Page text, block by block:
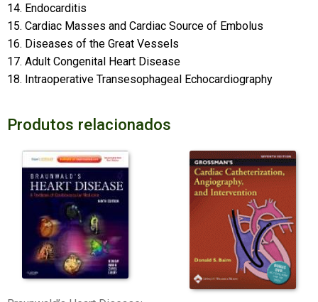
14. Endocarditis
15. Cardiac Masses and Cardiac Source of Embolus
16. Diseases of the Great Vessels
17. Adult Congenital Heart Disease
18. Intraoperative Transesophageal Echocardiography
Produtos relacionados